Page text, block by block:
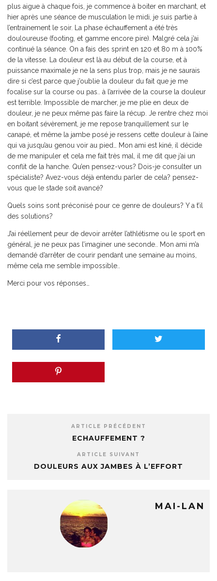
plus aigue à chaque fois, je commence à boiter en marchant, et
hier après une séance de musculation le midi, je suis partie à
l’entrainement le soir. La phase échauffement a été très
douloureuse (footing, et gamme encore pire). Malgré cela j’ai
continué la séance. On a fais des sprint en 120 et 80 m à 100%
de la vitesse. La douleur est là au début de la course, et à
puissance maximale je ne la sens plus trop, mais je ne saurais
dire si c’est parce que j’oublie la douleur du fait que je me
focalise sur la course ou pas.. à l’arrivée de la course la douleur
est terrible. Impossible de marcher, je me plie en deux de
douleur, je ne peux même pas faire la récup. Je rentre chez moi
en boitant sévèrement, je me repose tranquillement sur le
canapé, et même la jambe posé je ressens cette douleur à l’aine
qui va jusqu’au genou voir au pied… Mon ami est kiné, il décide
de me manipuler et cela me fait très mal, il me dit que j’ai un
conflit de la hanche. Qu’en pensez-vous? Dois-je consulter un
spécialiste? Avez-vous déjà entendu parler de cela? pensez-
vous que le stade soit avancé?
Quels soins sont préconisé pour ce genre de douleurs? Y a t’il
des solutions?
J’ai réellement peur de devoir arrêter l’athlétisme ou le sport en
général, je ne peux pas l’imaginer une seconde.. Mon ami m’a
demandé d’arrêter de courir pendant une semaine au moins,
même cela me semble impossible..
Merci pour vos réponses…
ARTICLE PRÉCÉDENT
ECHAUFFEMENT ?
ARTICLE SUIVANT
DOULEURS AUX JAMBES À L’EFFORT
MAI-LAN